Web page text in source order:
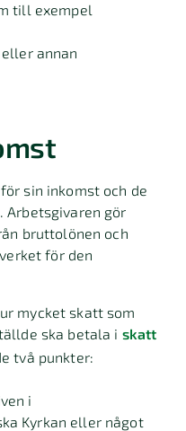
till exempel
annan
sin inkomst och de
gör
bruttolönen och
för den
mycket skatt som
ska betala i skatt
två punkter:
i
Kyrkan eller något